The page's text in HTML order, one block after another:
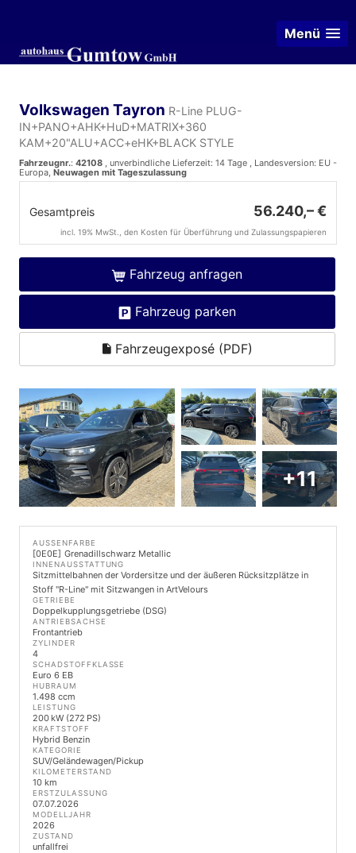
Menü
Volkswagen Tayron R-Line PLUG-
IN+PANO+AHK+HuD+MATRIX+360
KAM+20"ALU+ACC+eHK+BLACK STYLE
Fahrzeugnr.: 42108 , unverbindliche Lieferzeit: 14 Tage , Landesversion: EU -
Europa, Neuwagen mit Tageszulassung
Gesamtpreis 56.240,– €
incl. 19% MwSt., den Kosten für Überführung und Zulassungspapieren
Fahrzeug anfragen
Fahrzeug parken
Fahrzeugexposé (PDF)
+11
AUSSENFARBE
0E0E Grenadillschwarz Metallic
INNENAUSSTATTUNG
Sitzmittelbahnen der Vordersitze und der äußeren Rücksitzplätze in
Stoff "R-Line" mit Sitzwangen in ArtVelours
GETRIEBE
Doppelkupplungsgetriebe (DSG)
ANTRIEBSACHSE
Frontantrieb
ZYLINDER
4
SCHADSTOFFKLASSE
Euro 6 EB
HUBRAUM
1.498 ccm
LEISTUNG
200 kW (272 PS)
KRAFTSTOFF
Hybrid Benzin
KATEGORIE
SUV/Geländewagen/Pickup
KILOMETERSTAND
10 km
ERSTZULASSUNG
07.07.2026
MODELLJAHR
2026
ZUSTAND
unfallfrei